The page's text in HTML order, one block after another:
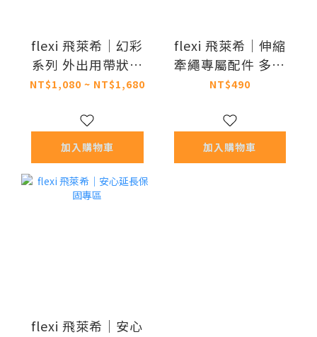
flexi 飛萊希｜幻彩
系列 外出用帶狀伸
縮牽繩 (多色)
NT$1,080 ~ NT$1,680
加入購物車
flexi 飛萊希｜伸縮
牽繩專屬配件 多功
能便利盒 (共2色)
NT$490
加入購物車
flexi 飛萊希｜安心